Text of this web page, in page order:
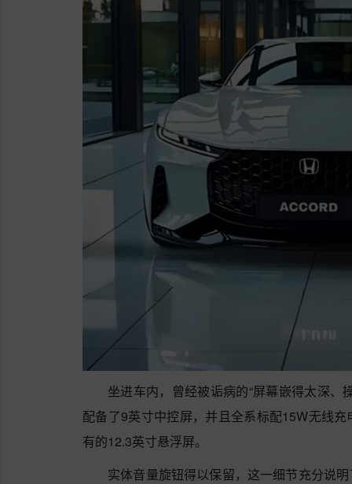
坐进车内，曾经被诟病的“屏幕嵌得太深、
配备了9英寸中控屏，并且全系标配15W无线
有的12.3英寸悬浮屏。
实体音量旋钮得以保留，这一细节充分说